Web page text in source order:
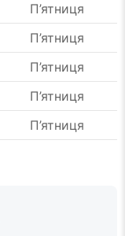
П’ятниця
П’ятниця
П’ятниця
П’ятниця
П’ятниця